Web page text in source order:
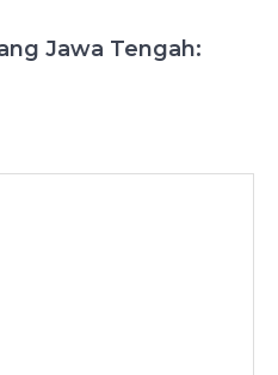
Jawa Tengah: